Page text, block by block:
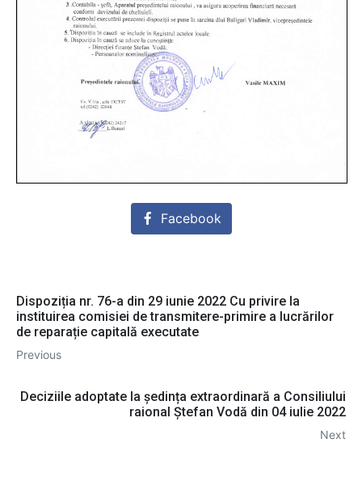
Facebook
Dispoziția nr. 76-a din 29 iunie 2022 Cu privire la
instituirea comisiei de transmitere-primire a lucrărilor
de reparație capitală executate
Previous
Deciziile adoptate la ședința extraordinară a Consiliului
raional Ștefan Vodă din 04 iulie 2022
Next